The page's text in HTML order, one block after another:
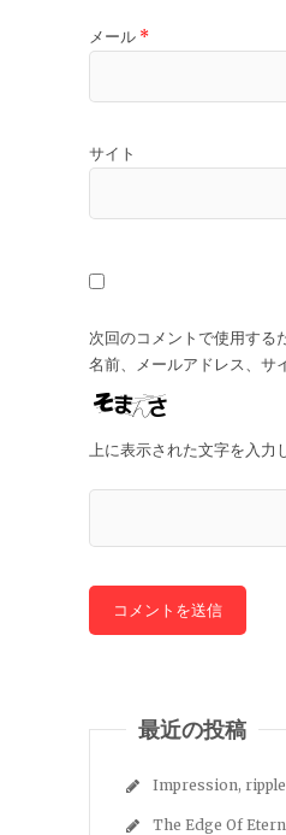
メール *
サイト
次回のコメントで使用する
名前、メールアドレス、サ
上に表示された文字を入力
最近の投稿
Impression,
The Edge Of